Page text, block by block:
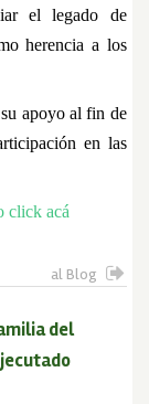
el legado de
herencia a los
apoyo al fin de
en las
click acá
al Blog
del